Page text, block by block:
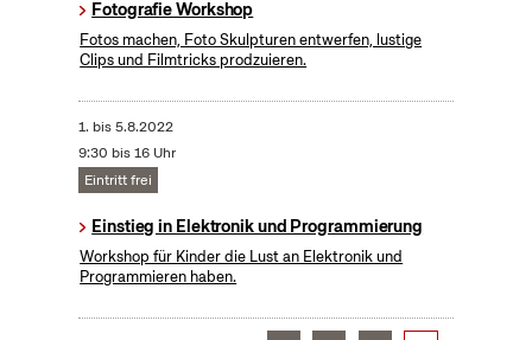
Fotografie Workshop
Fotos machen, Foto Skulpturen entwerfen, lustige
Clips und Filmtricks prodzuieren.
1. bis5.8.2022
9:30 bis 16 Uhr
Eintritt frei
Einstieg in Elektronik und Programmierung
Workshop für Kinder die Lust an Elektronik und
Programmieren haben.